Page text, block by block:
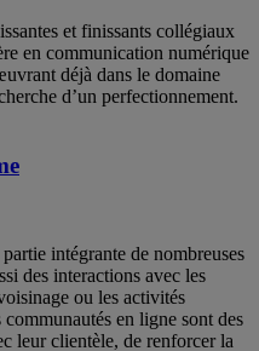
et finissants collégiaux
en communication numérique
déjà dans le domaine
d’un perfectionnement.
intégrante de nombreuses
des interactions avec les
ou les activités
en ligne sont des
leur clientèle, de renforcer la